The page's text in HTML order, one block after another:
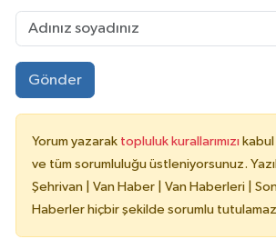
Gönder
Yorum yazarak topluluk kurallarımızı
ve tüm sorumluluğu üstleniyorsunuz.
Şehrivan | Van Haber | Van Haberleri |
Haberler hiçbir şekilde sorumlu